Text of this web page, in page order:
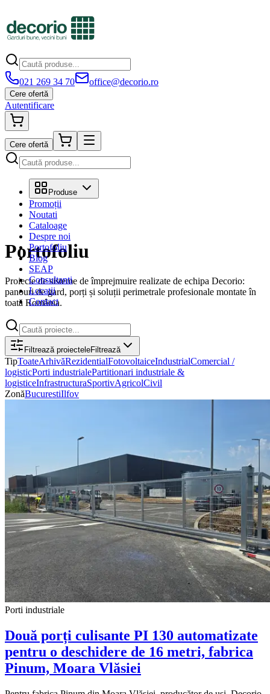
021 269 34 70 office@decorio.ro
Cere ofertă
Autentificare
Cere ofertă
Produse
Promoții
Noutati
Cataloage
Despre noi
Portofoliu
Blog
SEAP
Consultanti
Locatii
Contact
Portofoliu
Proiecte de sisteme de împrejmuire realizate de echipa Decorio:
panouri de gard, porți și soluții perimetrale profesionale montate în
toată România.
Filtrează proiecteleFiltrează
TipToateArhivăRezidentialFotovoltaiceIndustrialComercial /
logisticPorti industrialePartitionari industriale &
logisticeInfrastructuraSportivAgricolCivil
ZonăBucurestiIlfov
Porti industriale
Două porți culisante PI 130 automatizate
pentru o deschidere de 16 metri, fabrica
Pinum, Moara Vlăsiei